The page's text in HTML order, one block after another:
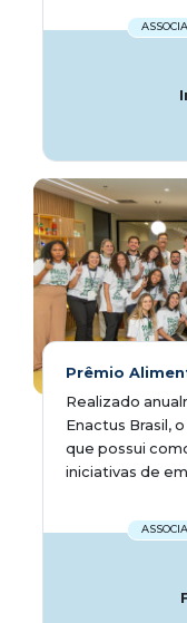
Prêmio
Realizado
Enactus Brasil,
que possui
iniciativas de